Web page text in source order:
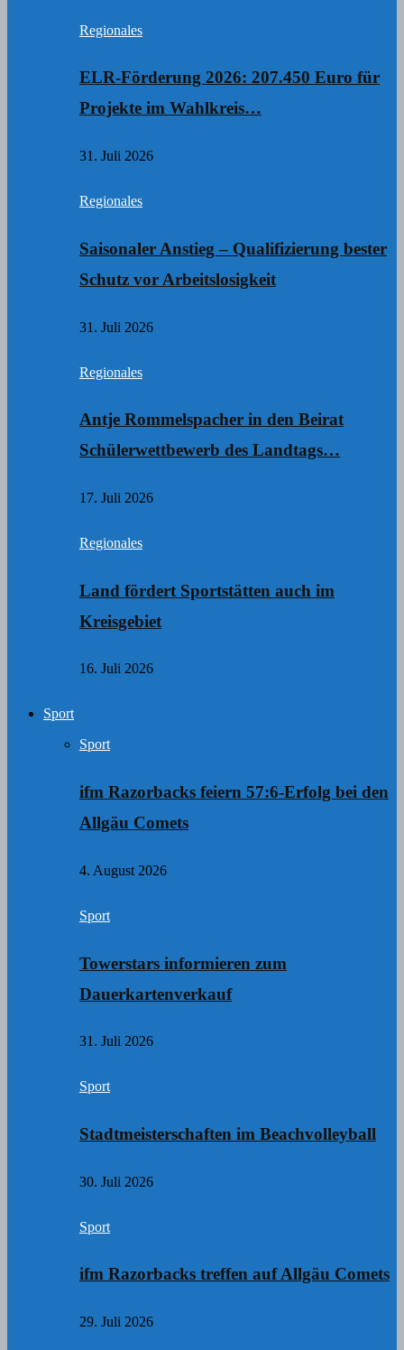
Regionales
ELR-Förderung 2026: 207.450 Euro für
Projekte im Wahlkreis…
31. Juli 2026
Regionales
Saisonaler Anstieg – Qualifizierung bester
Schutz vor Arbeitslosigkeit
31. Juli 2026
Regionales
Antje Rommelspacher in den Beirat
Schülerwettbewerb des Landtags…
17. Juli 2026
Regionales
Land fördert Sportstätten auch im
Kreisgebiet
16. Juli 2026
Sport
Sport
ifm Razorbacks feiern 57:6-Erfolg bei den
Allgäu Comets
4. August 2026
Sport
Towerstars informieren zum
Dauerkartenverkauf
31. Juli 2026
Sport
Stadtmeisterschaften im Beachvolleyball
30. Juli 2026
Sport
ifm Razorbacks treffen auf Allgäu Comets
29. Juli 2026